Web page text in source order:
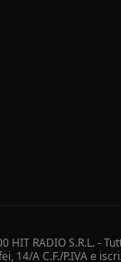
HIT RADIO S.R.L. -
14/A C.F./P.IVA e